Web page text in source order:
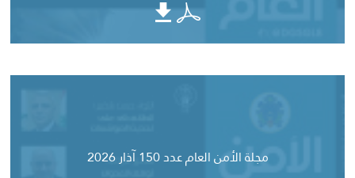
مجلة الأمن العام عدد 150 آذار 2026